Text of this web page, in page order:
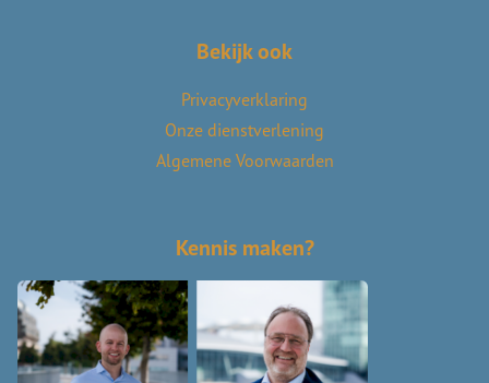
Bekijk ook
Privacyverklaring
Onze dienstverlening
Algemene Voorwaarden
Kennis maken?